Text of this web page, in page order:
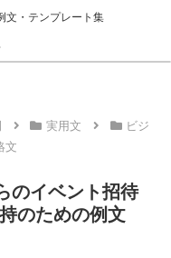
文・テンプレート集
実用文
ビジ
文
のイベント招待
のための例文